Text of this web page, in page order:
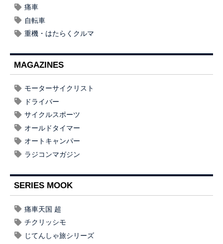
痛車
自転車
重機・はたらくクルマ
MAGAZINES
モーターサイクリスト
ドライバー
サイクルスポーツ
オールドタイマー
オートキャンパー
ラジコンマガジン
SERIES MOOK
痛車天国 超
チクリッシモ
じてんしゃ旅シリーズ